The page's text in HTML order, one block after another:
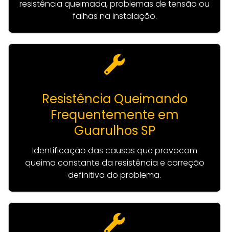
resistência queimada, problemas de tensão ou
falhas na instalação.
Resistência Queimando
Frequentemente em
Guarulhos SP
Identificação das causas que provocam
queima constante da resistência e correção
definitiva do problema.